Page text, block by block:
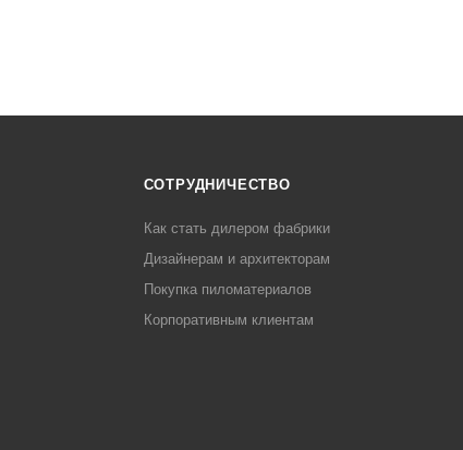
СОТРУДНИЧЕСТВО
Как стать дилером фабрики
Дизайнерам и архитекторам
Покупка пиломатериалов
Корпоративным клиентам